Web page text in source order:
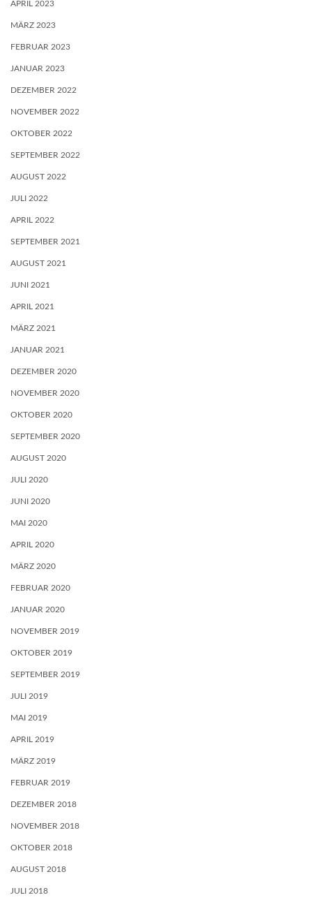
APRIL 2023
MÄRZ 2023
FEBRUAR 2023
JANUAR 2023
DEZEMBER 2022
NOVEMBER 2022
OKTOBER 2022
SEPTEMBER 2022
AUGUST 2022
JULI 2022
APRIL 2022
SEPTEMBER 2021
AUGUST 2021
JUNI 2021
APRIL 2021
MÄRZ 2021
JANUAR 2021
DEZEMBER 2020
NOVEMBER 2020
OKTOBER 2020
SEPTEMBER 2020
AUGUST 2020
JULI 2020
JUNI 2020
MAI 2020
APRIL 2020
MÄRZ 2020
FEBRUAR 2020
JANUAR 2020
NOVEMBER 2019
OKTOBER 2019
SEPTEMBER 2019
JULI 2019
MAI 2019
APRIL 2019
MÄRZ 2019
FEBRUAR 2019
DEZEMBER 2018
NOVEMBER 2018
OKTOBER 2018
AUGUST 2018
JULI 2018